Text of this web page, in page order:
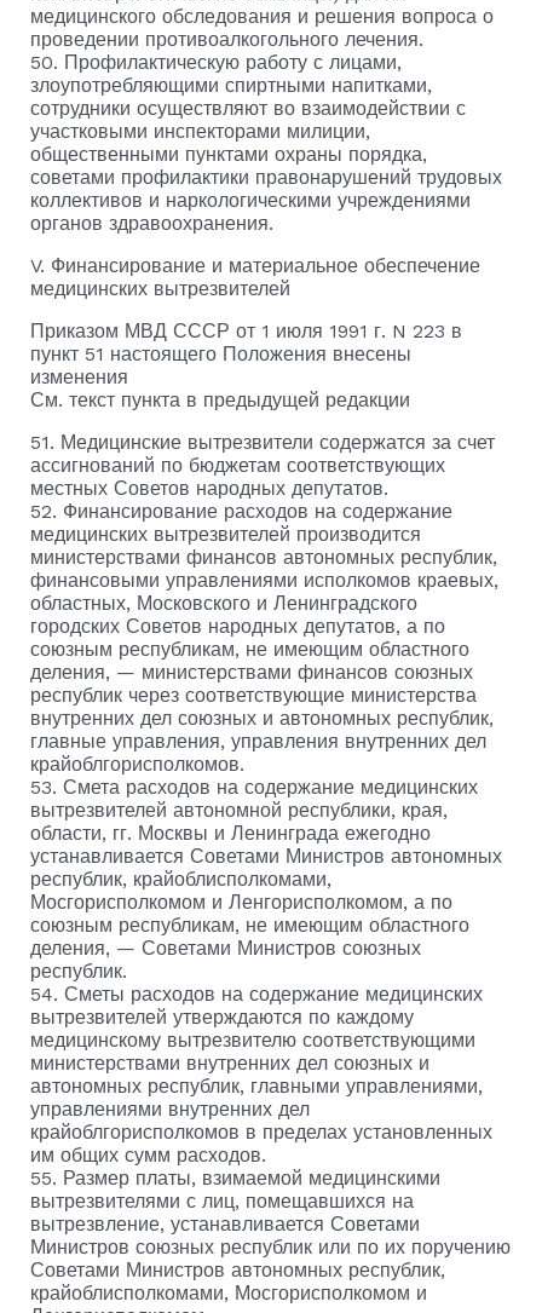
медицинского обследования и решения вопроса о
проведении противоалкогольного лечения.
50. Профилактическую работу с лицами,
злоупотребляющими спиртными напитками,
сотрудники осуществляют во взаимодействии с
участковыми инспекторами милиции,
общественными пунктами охраны порядка,
советами профилактики правонарушений трудовых
коллективов и наркологическими учреждениями
органов здравоохранения.
V. Финансирование и материальное обеспечение
медицинских вытрезвителей
Приказом МВД СССР от 1 июля 1991 г. N 223 в
пункт 51 настоящего Положения внесены
изменения
См. текст пункта в предыдущей редакции
51. Медицинские вытрезвители содержатся за счет
ассигнований по бюджетам соответствующих
местных Советов народных депутатов.
52. Финансирование расходов на содержание
медицинских вытрезвителей производится
министерствами финансов автономных республик,
финансовыми управлениями исполкомов краевых,
областных, Московского и Ленинградского
городских Советов народных депутатов, а по
союзным республикам, не имеющим областного
деления, — министерствами финансов союзных
республик через соответствующие министерства
внутренних дел союзных и автономных республик,
главные управления, управления внутренних дел
крайоблгорисполкомов.
53. Смета расходов на содержание медицинских
вытрезвителей автономной республики, края,
области, гг. Москвы и Ленинграда ежегодно
устанавливается Советами Министров автономных
республик, крайоблисполкомами,
Мосгорисполкомом и Ленгорисполкомом, а по
союзным республикам, не имеющим областного
деления, — Советами Министров союзных
республик.
54. Сметы расходов на содержание медицинских
вытрезвителей утверждаются по каждому
медицинскому вытрезвителю соответствующими
министерствами внутренних дел союзных и
автономных республик, главными управлениями,
управлениями внутренних дел
крайоблгорисполкомов в пределах установленных
им общих сумм расходов.
55. Размер платы, взимаемой медицинскими
вытрезвителями с лиц, помещавшихся на
вытрезвление, устанавливается Советами
Министров союзных республик или по их поручению
Советами Министров автономных республик,
крайоблисполкомами, Мосгорисполкомом и